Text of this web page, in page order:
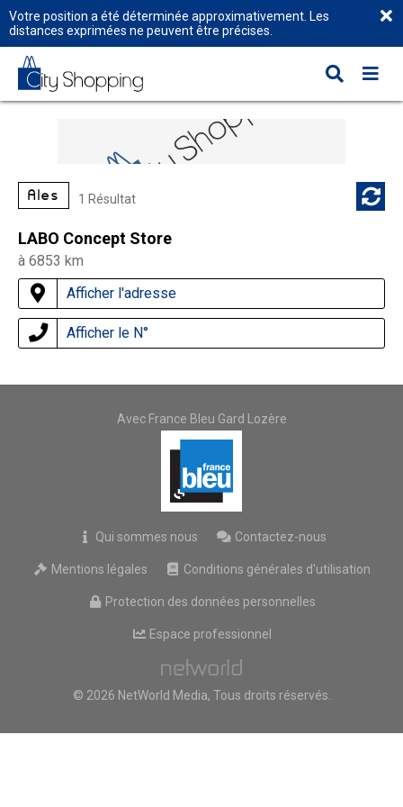
Votre position a été déterminée approximativement. Les
distances exprimées ne peuvent être précises.
Alès 1 Résultat
LABO Concept Store
à 6853 km
Afficher l'adresse
Afficher le N°
Avec France Bleu Gard Lozère
Qui sommes nous Contactez-nous
Mentions légales Conditions générales d'utilisation
Protection des données personnelles
Espace professionnel
© 2026 NetWorld Media, Tous droits réservés.